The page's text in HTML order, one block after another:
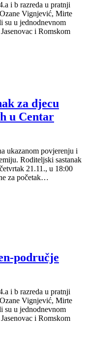
i b razreda u pratnji
Vignjević, Mirte
su u jednodnevnom
i Romskom
za djecu
u Centar
ukazanom povjerenju i
Roditeljski sastanak
21.11., u 18:00
za početak…
područje
i b razreda u pratnji
Vignjević, Mirte
su u jednodnevnom
i Romskom